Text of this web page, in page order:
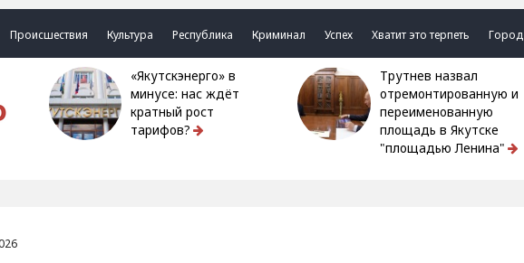
Происшествия Культура Республика Криминал Успех Хватит это терпеть Город
«Якутскэнерго» в
минусе: нас ждёт
кратный рост
тарифов?
Трутнев назвал
отремонтированную и
переименованную
площадь в Якутске
"площадью Ленина"